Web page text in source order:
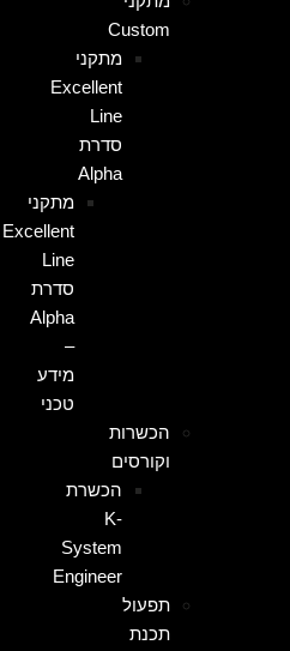
Custom
מתקני
Excellent
Line
סדרת
Alpha
מתקני
Excellent
Line
סדרת
Alpha
–
מידע
טכני
הכשרות
וקורסים
הכשרת
K-
System
Engineer
תפעול
תכנת